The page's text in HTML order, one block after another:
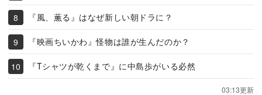
『風、薫る』はなぜ新しい朝ドラに？
『映画ちいかわ』怪物は誰が生んだのか？
『Tシャツが乾くまで』に中島歩がいる必然
03:13更新